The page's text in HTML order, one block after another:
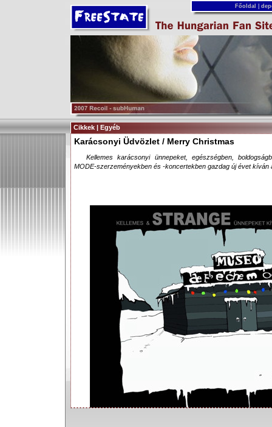
Főoldal
Cikkek | Egyéb
Karácsonyi Üdvözlet / Merry Christmas
Kellemes karácsonyi ünnepeket, egészségben,
MODE-szerzeményekben és -koncertekben gazdag új évet kíván